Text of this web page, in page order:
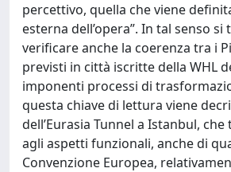
percettivo, quella che viene
esterna dell’opera”. In tal senso si
verificare anche la coerenza tra i
previsti in città iscritte della WHL
imponenti processi di
questa chiave di lettura viene
dell’Eurasia Tunnel a Istanbul,
agli aspetti funzionali, anche di
Convenzione Europea,